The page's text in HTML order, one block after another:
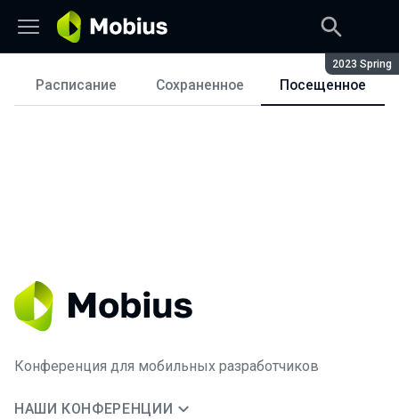
Сезон:
2023 Spring
Расписание
Расписание Сохраненное Посещенное
Конференция для мобильных разработчиков
НАШИ КОНФЕРЕНЦИИ